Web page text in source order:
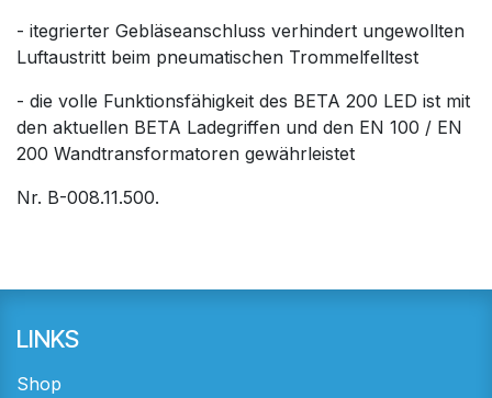
- itegrierter Gebläseanschluss verhindert ungewollten
Luftaustritt beim pneumatischen Trommelfelltest
- die volle Funktionsfähigkeit des BETA 200 LED ist mit
den aktuellen BETA Ladegriffen und den EN 100 / EN
200 Wandtransformatoren gewährleistet
Nr. B-008.11.500.
LINKS
Shop